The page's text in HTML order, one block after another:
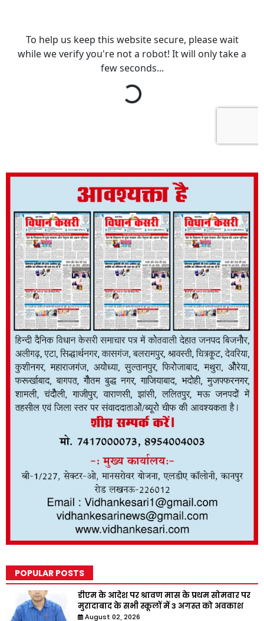
POPULAR POSTS
डीएम के आदेश पर श्रावण मास के प्रथम सोमवार पर
मुरादाबाद के सभी स्कूलों में 3 अगस्त को अवकाश
August 02, 2026